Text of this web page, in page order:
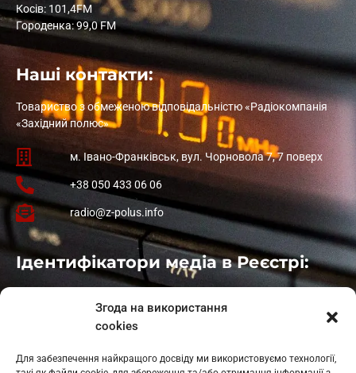
Згода на використання
cookies
Для забезпечення найкращого досвіду ми використовуємо технології,
Косів: 101,4FM
Городенка: 99,0 FM
Наші контакти:
Товариство з обмеженою відповідальністю «Радіокомпанія
«Західний полюс»
м. Івано-Франківськ, вул. Чорновола 7, 7 поверх
+38 050 433 06 06
radio@z-polus.info
Ідентифікатори медіа в Реєстрі:
: L11-01410
: L11-01801
Косів: L11-01805